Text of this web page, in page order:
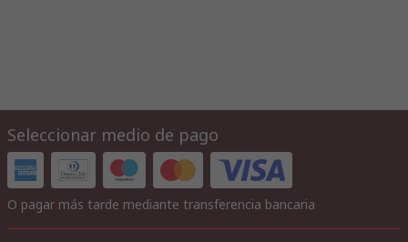
Seleccionar medio de pago
O pagar más tarde mediante transferencia bancaria